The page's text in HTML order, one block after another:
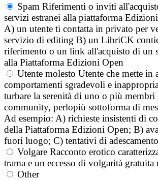
Spam Riferimenti o inviti
servizi estranei alla piattaforma
A) un utente ti contatta in privato per
servizio di editing B) un LibriCK
riferimento o un link all'acquisto di un
alla Piattaforma Edizioni Open
Utente molesto Utente che mette in
comportamenti sgradevoli e
turbare la serenità di uno o più membri
community, perlopiù sottoforma di
Ad esempio: A) richieste insistenti di
della Piattaforma Edizioni Open; B)
fuori luogo; C) tentativi di
Volgare Racconto erotico
trama e un eccesso di volgarità
Other